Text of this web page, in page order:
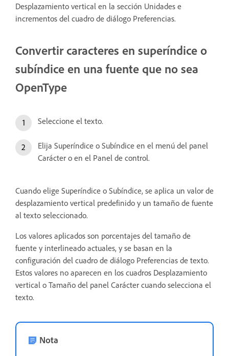
Desplazamiento vertical en la sección Unidades e
incrementos del cuadro de diálogo Preferencias.
Convertir caracteres en superíndice o
subíndice en una fuente que no sea
OpenType
Seleccione el texto.
Elija Superíndice o Subíndice en el menú del panel
Carácter o en el Panel de control.
Cuando elige Superíndice o Subíndice, se aplica un valor de
desplazamiento vertical predefinido y un tamaño de fuente
al texto seleccionado.
Los valores aplicados son porcentajes del tamaño de
fuente y interlineado actuales, y se basan en la
configuración del cuadro de diálogo Preferencias de texto.
Estos valores no aparecen en los cuadros Desplazamiento
vertical o Tamaño del panel Carácter cuando selecciona el
texto.
Nota